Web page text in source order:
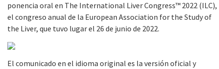
ponencia oral en The International Liver Congress™ 2022 (ILC),
el congreso anual de la European Association for the Study of
the Liver, que tuvo lugar el 26 de junio de 2022.
El comunicado en el idioma original es la versión oficial y